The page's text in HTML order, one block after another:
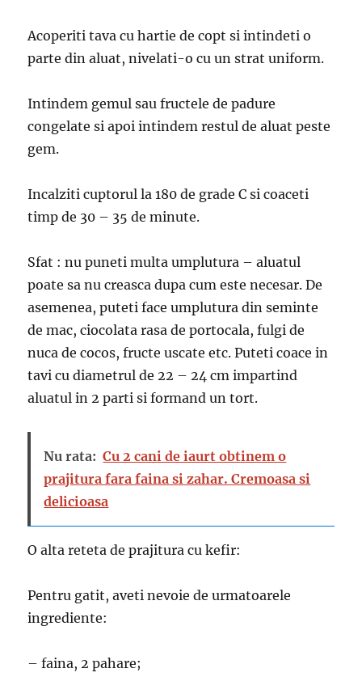
Acoperiti tava cu hartie de copt si intindeti o
parte din aluat, nivelati-o cu un strat uniform.
Intindem gemul sau fructele de padure
congelate si apoi intindem restul de aluat peste
gem.
Incalziti cuptorul la 180 de grade C si coaceti
timp de 30 – 35 de minute.
Sfat : nu puneti multa umplutura – aluatul
poate sa nu creasca dupa cum este necesar. De
asemenea, puteti face umplutura din seminte
de mac, ciocolata rasa de portocala, fulgi de
nuca de cocos, fructe uscate etc. Puteti coace in
tavi cu diametrul de 22 – 24 cm impartind
aluatul in 2 parti si formand un tort.
Nu rata: Cu 2 cani de iaurt obtinem o
prajitura fara faina si zahar. Cremoasa si
delicioasa
O alta reteta de prajitura cu kefir:
Pentru gatit, aveti nevoie de urmatoarele
ingrediente:
– faina, 2 pahare;